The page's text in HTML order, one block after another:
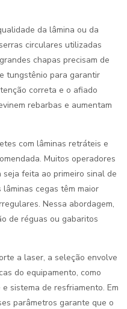
da lâmina ou da
circulares utilizadas
chapas precisam de
tungstênio para garantir
correta e o afiado
rebarbas e aumentam
com lâminas retráteis e
Muitos operadores
feita ao primeiro sinal de
cegas têm maior
Nessa abordagem,
de réguas ou gabaritos
a laser, a seleção envolve
do equipamento, como
sistema de resfriamento. Em
parâmetros garante que o